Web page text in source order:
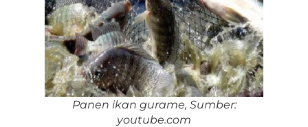
Panen ikan gurame, Sumber:
youtube.com